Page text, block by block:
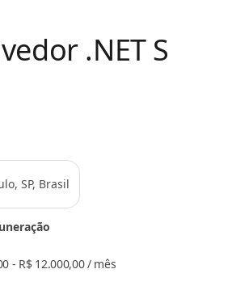
.NET S
SP, Brasil
- R$ 12.000,00/ mês